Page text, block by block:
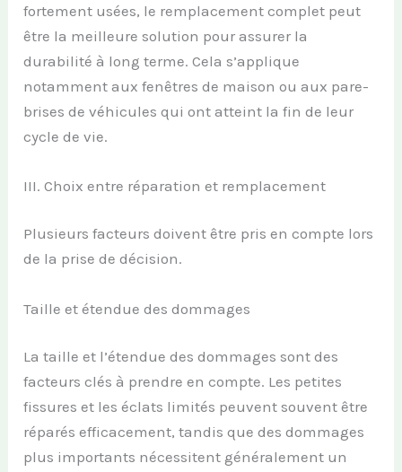
fortement usées, le remplacement complet peut
être la meilleure solution pour assurer la
durabilité à long terme. Cela s’applique
notamment aux fenêtres de maison ou aux pare-
brises de véhicules qui ont atteint la fin de leur
cycle de vie.
III. Choix entre réparation et remplacement
Plusieurs facteurs doivent être pris en compte lors
de la prise de décision.
Taille et étendue des dommages
La taille et l’étendue des dommages sont des
facteurs clés à prendre en compte. Les petites
fissures et les éclats limités peuvent souvent être
réparés efficacement, tandis que des dommages
plus importants nécessitent généralement un